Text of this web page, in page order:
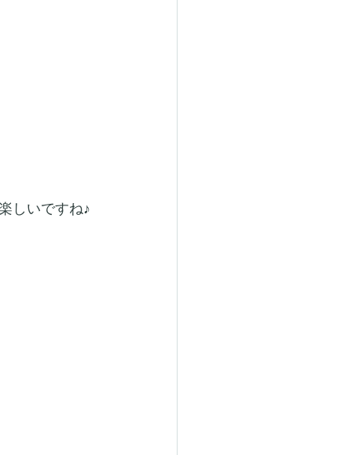
しいですね♪